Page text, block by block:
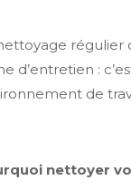
régulier
d’entretien :
de
nettoyer